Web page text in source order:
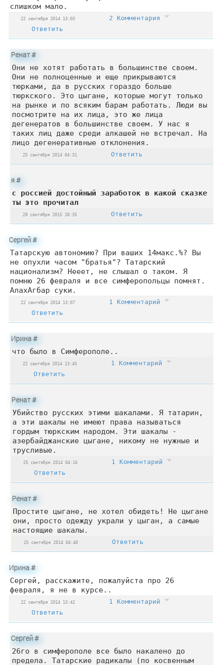
слишком мало.
22 сентября 2014 13:03
2 Комментария
Ответить
Ренат#
Они не хотят работать в большинстве своем.
Они не полноценные и еще прикрываются
тюрками, да в русских гораздо больше
тюркского. Это цыгане, которые могут только
на рынке и по всяким барам работать. Люди вы
посмотрите на их лица, это же лица
дегенератов в большинстве своем. У нас я
таких лиц даже среди алкашей не встречал. На
лицо дегенеративные отклонения.
25 сентября 2014 04:31 Ответить
я #
с россией достойный заработок в какой сказке
ты это прочитал
28 сентября 2015 18:35 Ответить
Сергей#
Татарскую автономию? При ваших 14макс.%? Вы
не опухли часом "братья"? Татарский
национализм? Нееет, не слышал о таком. Я
помню 26 февраля и все симферопольцы помнят.
АлахАгбар суки.
22 сентября 2014 13:07
1 Комментарий
Ответить
Ирина#
что было в Симферополе..
22 сентября 2014 13:45
1 Комментарий
Ответить
Ренат#
Убийство русских этими шакалами. Я татарин,
а эти шакалы не имеют права называться
гордым тюркским народом. Эти шакалы -
азербайджанские цыгане, никому не нужные и
трусливые.
25 сентября 2014 04:16
1 Комментарий
Ответить
Ренат#
Простите цыгане, не хотел обидеть! Не цыгане
они, просто одежду украли у цыган, а самые
настоящие шакалы.
25 сентября 2014 04:40 Ответить
Ирина#
Сергей, расскажите, пожалуйста про 26
февраля, я не в курсе..
22 сентября 2014 13:42
1 Комментарий
Ответить
Сергей#
26го в симферополе все было накалено до
предела. Татарские радикалы (по косвенным